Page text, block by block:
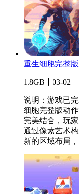
重生细胞完整
1.8GB丨03-02
说明：游戏已
细胞完整版动
完美结合，玩
通过像素艺术
新的区域布局，